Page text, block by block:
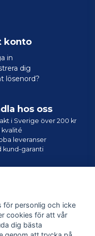
konto
in
dig
lösenord?
hos oss
i Sverige över 200 kr
kvalité
leveranser
kund-garanti
för personlig och icke
cookies för att vår
dig bästa